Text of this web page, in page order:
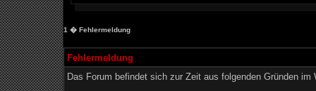
1 � Fehlermeldung
Fehlermeldung
Das Forum befindet sich zur Zeit aus folgenden Gründen im